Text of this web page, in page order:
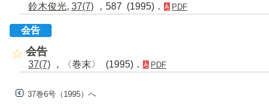
鈴木俊光, 37(7) ，587 (1995)． PDF
会告
会告
37(7) ，〈巻末〉 (1995)． PDF
37巻6号（1995）へ